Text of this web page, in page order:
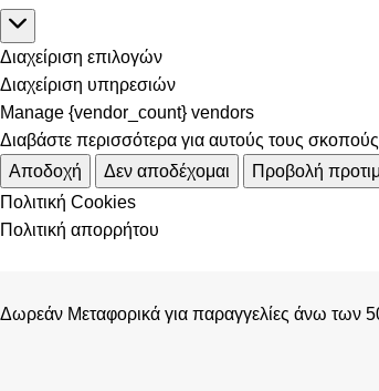
Διαχείριση επιλογών
Διαχείριση υπηρεσιών
Manage {vendor_count} vendors
Διαβάστε περισσότερα για αυτούς τους σκοπούς
Αποδοχή
Δεν αποδέχομαι Προβολή
Πολιτική Cookies
Πολιτική απορρήτου
Δωρεάν Μεταφορικά για παραγγελίες άνω των